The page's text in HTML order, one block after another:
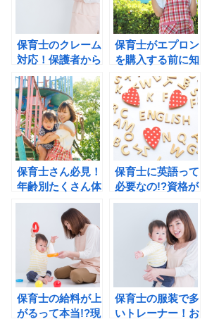
保育士のクレーム
対応！保護者から
クレームが来たと
きはどうする!?
保育士がエプロン
を購入する前に知
っておきたいチェ
ック項目とは!?
保育士さん必見！
年齢別たくさん体
を動かす外遊びア
イディア！
保育士に英語って
必要なの!?資格が
あるって聞いたん
保育士の給料が上
がるって本当!?現
保育士の服装で多
いトレーナー！お